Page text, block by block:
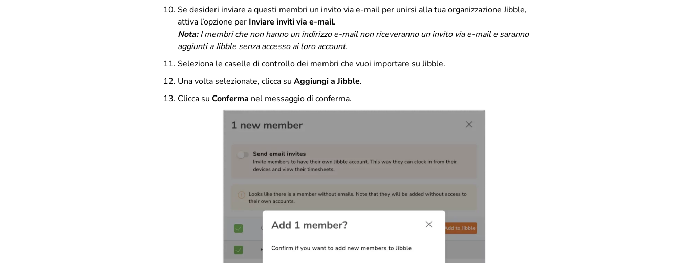
Se desideri inviare a questi membri un invito via e-mail per unirsi alla tua organizzazione Jibble,
attiva l’opzione per Inviare inviti via e-mail.
Nota:I membri che non hanno un indirizzo e-mail non riceveranno un invito via e-mail e saranno
aggiunti a Jibble senza accesso ai loro account.
Seleziona le caselle di controllo dei membri che vuoi importare su Jibble.
Una volta selezionate, clicca su Aggiungi a Jibble.
Clicca su Conferma nel messaggio di conferma.